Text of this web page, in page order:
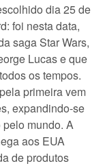
dia 25 de
foi nesta data,
saga Star Wars,
Lucas e que
os tempos.
primeira vem
expandindo-se
mundo. A
aos EUA
de produtos